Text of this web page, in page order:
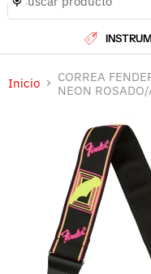
Inicio
CORREA
NEON